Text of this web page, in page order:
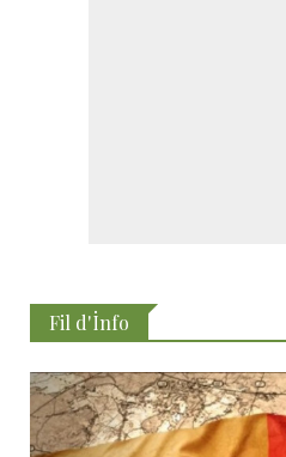
Fil d'İnfo